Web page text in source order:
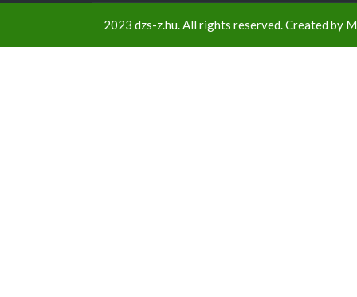
2023 dzs-z.hu. All rights reserved. Created by